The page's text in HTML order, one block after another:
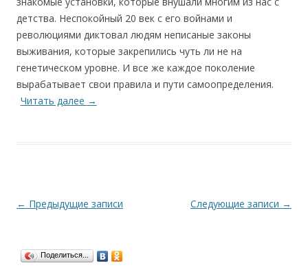
детства. Неспокойный 20 век с его войнами и
революциями диктовал людям неписаные законы
выживания, которые закрепились чуть ли не на
генетическом уровне. И все же каждое поколение
вырабатывает свои правила и пути самоопределения.
Читать далее →
Навигация
← Предыдущие записи Следующие записи →
Поделиться...